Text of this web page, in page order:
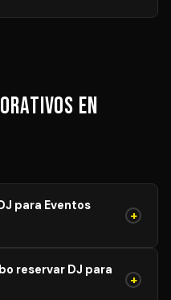
en
para Eventos
+
necesario. Los precios
tu presupuesto
reservar DJ para
+